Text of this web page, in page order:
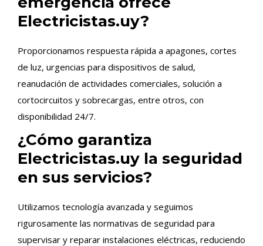
Electricistas.uy?
Proporcionamos respuesta rápida a apagones, cortes
de luz, urgencias para dispositivos de salud,
reanudación de actividades comerciales, solución a
cortocircuitos y sobrecargas, entre otros, con
disponibilidad 24/7.
¿Cómo garantiza
Electricistas.uy la seguridad
en sus servicios?
Utilizamos tecnología avanzada y seguimos
rigurosamente las normativas de seguridad para
supervisar y reparar instalaciones eléctricas, reduciendo